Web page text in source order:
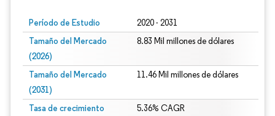
Período de Estudio 2020 - 2031
Tamaño del Mercado
(2026)
8.83 Mil millones de dólares
Tamaño del Mercado
(2031)
11.46 Mil millones de dólares
Tasa de crecimiento
5.36% CAGR